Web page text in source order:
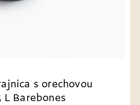
s orechovou
L Barebones